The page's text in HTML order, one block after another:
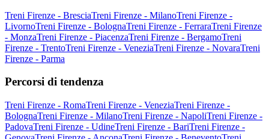
Treni Firenze - BresciaTreni Firenze - MilanoTreni Firenze -
LivornoTreni Firenze - BolognaTreni Firenze - FerraraTreni Firenze
- MonzaTreni Firenze - PiacenzaTreni Firenze - BergamoTreni
Firenze - TrentoTreni Firenze - VeneziaTreni Firenze - NovaraTreni
Firenze - Parma
Percorsi di tendenza
Treni Firenze - RomaTreni Firenze - VeneziaTreni Firenze -
BolognaTreni Firenze - MilanoTreni Firenze - NapoliTreni Firenze -
PadovaTreni Firenze - UdineTreni Firenze - BariTreni Firenze -